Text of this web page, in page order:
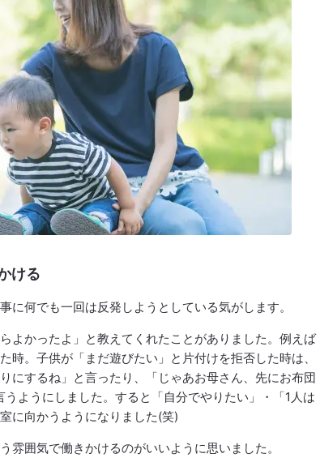
ける
何でも一回は反発しようとしている気がします。
よかったよ」と教えてくれたことがありました。例えば
時。子供が「まだ遊びたい」と片付けを拒否した時は、
にするね」と言ったり、「じゃあお母さん、先にお布団
ようにしました。すると「自分でやりたい」・「1人は
に向かうようになりました(笑)
囲気で働きかけるのがいいように思いました。